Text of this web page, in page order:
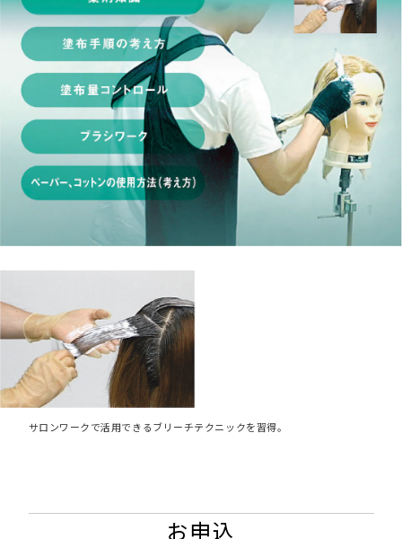
サロンワークで活用できるブリーチテクニックを習得。
お申込